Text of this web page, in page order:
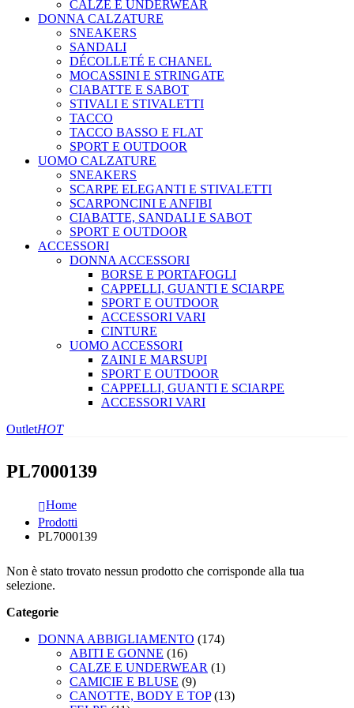
CALZE E UNDERWEAR
DONNA CALZATURE
SNEAKERS
SANDALI
DÉCOLLETÉ E CHANEL
MOCASSINI E STRINGATE
CIABATTE E SABOT
STIVALI E STIVALETTI
TACCO
TACCO BASSO E FLAT
SPORT E OUTDOOR
UOMO CALZATURE
SNEAKERS
SCARPE ELEGANTI E STIVALETTI
SCARPONCINI E ANFIBI
CIABATTE, SANDALI E SABOT
SPORT E OUTDOOR
ACCESSORI
DONNA ACCESSORI
BORSE E PORTAFOGLI
CAPPELLI, GUANTI E SCIARPE
SPORT E OUTDOOR
ACCESSORI VARI
CINTURE
UOMO ACCESSORI
ZAINI E MARSUPI
SPORT E OUTDOOR
CAPPELLI, GUANTI E SCIARPE
ACCESSORI VARI
OutletHOT
PL7000139
Home
Prodotti
PL7000139
Non è stato trovato nessun prodotto che corrisponde alla tua
selezione.
Categorie
DONNA ABBIGLIAMENTO (174)
ABITI E GONNE (16)
CALZE E UNDERWEAR (1)
CAMICIE E BLUSE (9)
CANOTTE, BODY E TOP (13)